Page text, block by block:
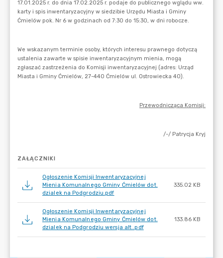
ZAŁĄCZNIKI
Ogłoszenie Komisji Inwentaryzacyjnej
Mienia Komunalnego Gminy Ćmielów dot.
dzialek na Podgrodziu.pdf
335.02 KB
Ogłoszenie Komisji Inwentaryzacyjnej
Mienia Komunalnego Gminy Ćmielów dot.
dzialek na Podgrodziu wersja alt..pdf
133.86 KB